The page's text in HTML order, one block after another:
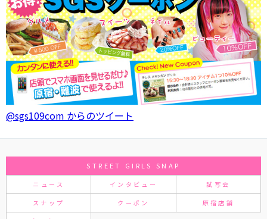
@sgs109com からのツイート
STREET GIRLS SNAP
ニュース インタビュー 試写会
スナップ クーポン 原宿店舗